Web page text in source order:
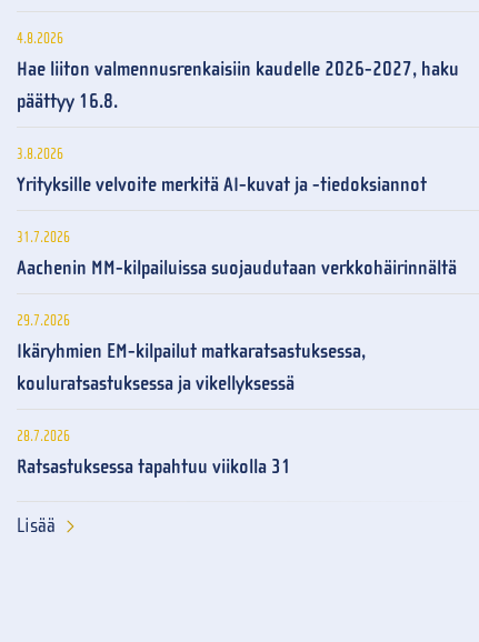
4.8.2026
Hae liiton valmennusrenkaisiin kaudelle 2026-2027, haku
päättyy 16.8.
3.8.2026
Yrityksille velvoite merkitä AI-kuvat ja -tiedoksiannot
31.7.2026
Aachenin MM-kilpailuissa suojaudutaan verkkohäirinnältä
29.7.2026
Ikäryhmien EM-kilpailut matkaratsastuksessa,
kouluratsastuksessa ja vikellyksessä
28.7.2026
Ratsastuksessa tapahtuu viikolla 31
Lisää